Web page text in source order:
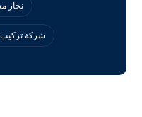
نجار
‏شركة تركيب